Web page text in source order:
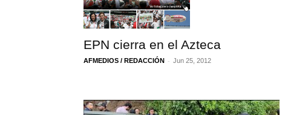
EPN cierra en el Azteca
AFMEDIOS / REDACCIÓN - Jun 25, 2012